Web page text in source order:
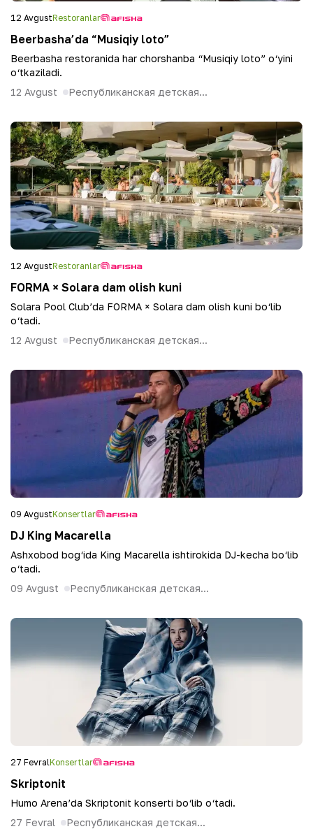
12 AvgustRestoranlar
Beerbasha’da “Musiqiy loto”
Beerbasha restoranida har chorshanba “Musiqiy loto” o‘yini
o‘tkaziladi.
12 Avgust
Республиканская детская...
12 AvgustRestoranlar
FORMA × Solara dam olish kuni
Solara Pool Club’da FORMA × Solara dam olish kuni bo‘lib
o‘tadi.
12 Avgust
Республиканская детская...
09 AvgustKonsertlar
DJ King Macarella
Ashxobod bog‘ida King Macarella ishtirokida DJ-kecha bo‘lib
o‘tadi.
09 Avgust
Республиканская детская...
27 FevralKonsertlar
Skriptonit
Humo Arena’da Skriptonit konserti bo‘lib o‘tadi.
27 Fevral
Республиканская детская...